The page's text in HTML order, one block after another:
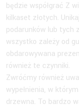
będzie współgrać Z
kilkaset złotych.
podarunków lub tych
wszystko zależy od
obdarowywana
również te czynniki.
Zwróćmy również
wypełnienia, w
drzewna. To bardzo